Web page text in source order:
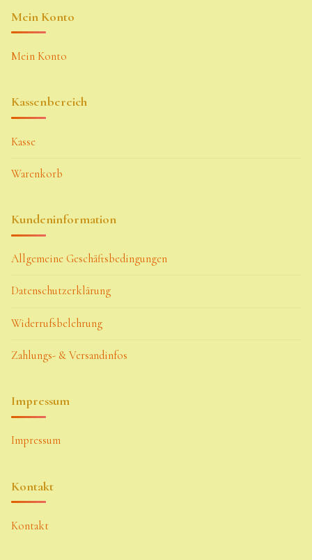
Mein Konto
Mein Konto
Kassenbereich
Kasse
Warenkorb
Kundeninformation
Allgemeine Geschäftsbedingungen
Datenschutzerklärung
Widerrufsbelehrung
Zahlungs- & Versandinfos
Impressum
Impressum
Kontakt
Kontakt